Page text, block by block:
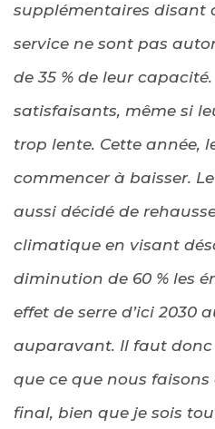
supplémentaires disant
service ne sont pas
de 35 % de leur
satisfaisants, même si
trop lente. Cette année,
commencer à baisser.
aussi décidé de
climatique en visant
diminution de 60 % les
effet de serre d’ici 2030
auparavant. Il faut
que ce que nous
final, bien que je sois